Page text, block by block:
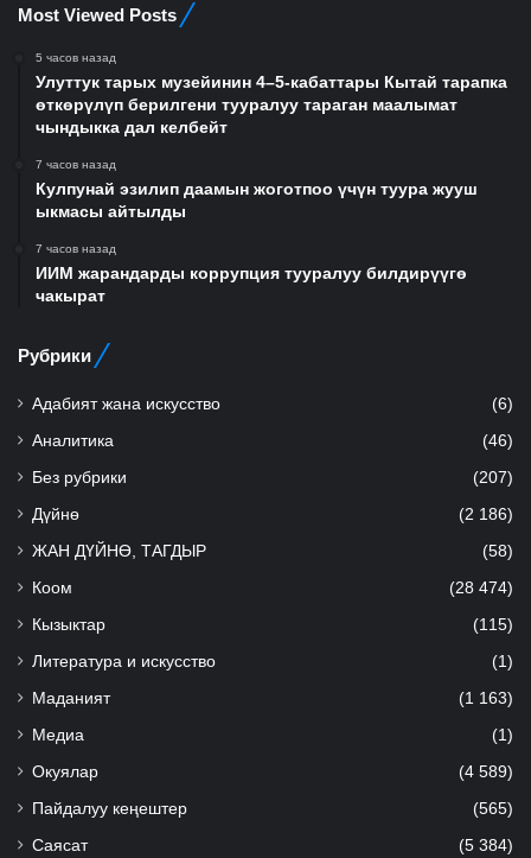
Most Viewed Posts
5 часов назад
Улуттук тарых музейинин 4–5-кабаттары Кытай тарапка
өткөрүлүп берилгени тууралуу тараган маалымат
чындыкка дал келбейт
7 часов назад
Кулпунай эзилип даамын жоготпоо үчүн туура жууш
ыкмасы айтылды
7 часов назад
ИИМ жарандарды коррупция тууралуу билдирүүгө
чакырат
Рубрики
Адабият жана искусство (6)
Аналитика (46)
Без рубрики (207)
Дүйнө (2 186)
ЖАН ДҮЙНӨ, ТАГДЫР (58)
Коом (28 474)
Кызыктар (115)
Литература и искусство (1)
Маданият (1 163)
Медиа (1)
Окуялар (4 589)
Пайдалуу кеңештер (565)
Саясат (5 384)